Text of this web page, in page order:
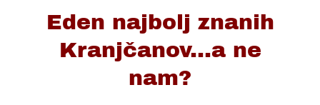
Eden najbolj znanih
Kranjčanov...a ne
nam?